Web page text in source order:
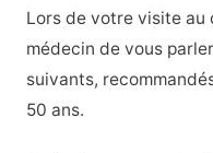
Lors de votre visite au
médecin de vous
suivants,
50 ans.